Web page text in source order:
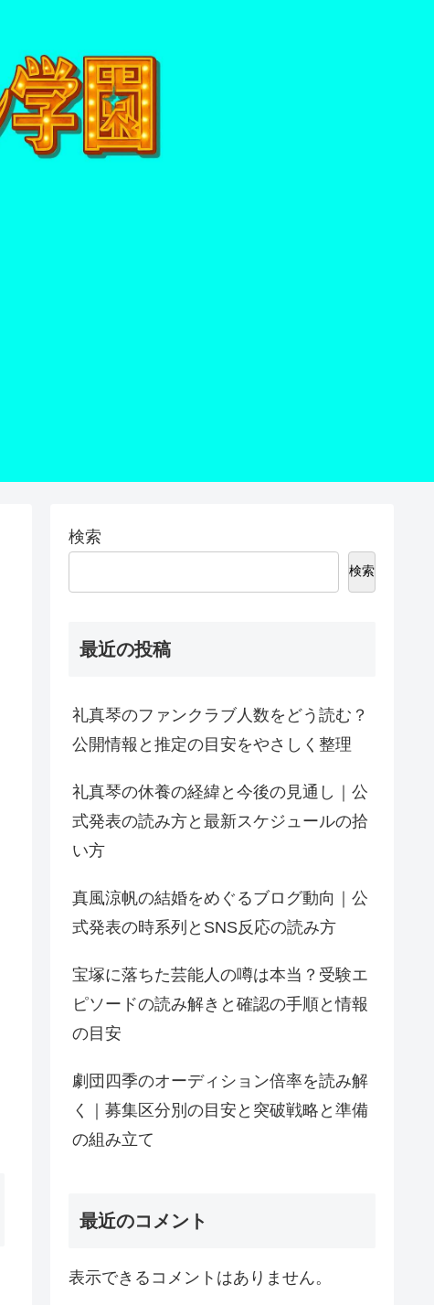
検索
検索
最近の投稿
礼真琴のファンクラブ人数をどう読む？
公開情報と推定の目安をやさしく整理
礼真琴の休養の経緯と今後の見通し｜公
式発表の読み方と最新スケジュールの拾
い方
真風涼帆の結婚をめぐるブログ動向｜公
式発表の時系列とSNS反応の読み方
宝塚に落ちた芸能人の噂は本当？受験エ
ピソードの読み解きと確認の手順と情報
の目安
劇団四季のオーディション倍率を読み解
く｜募集区分別の目安と突破戦略と準備
の組み立て
最近のコメント
表示できるコメントはありません。